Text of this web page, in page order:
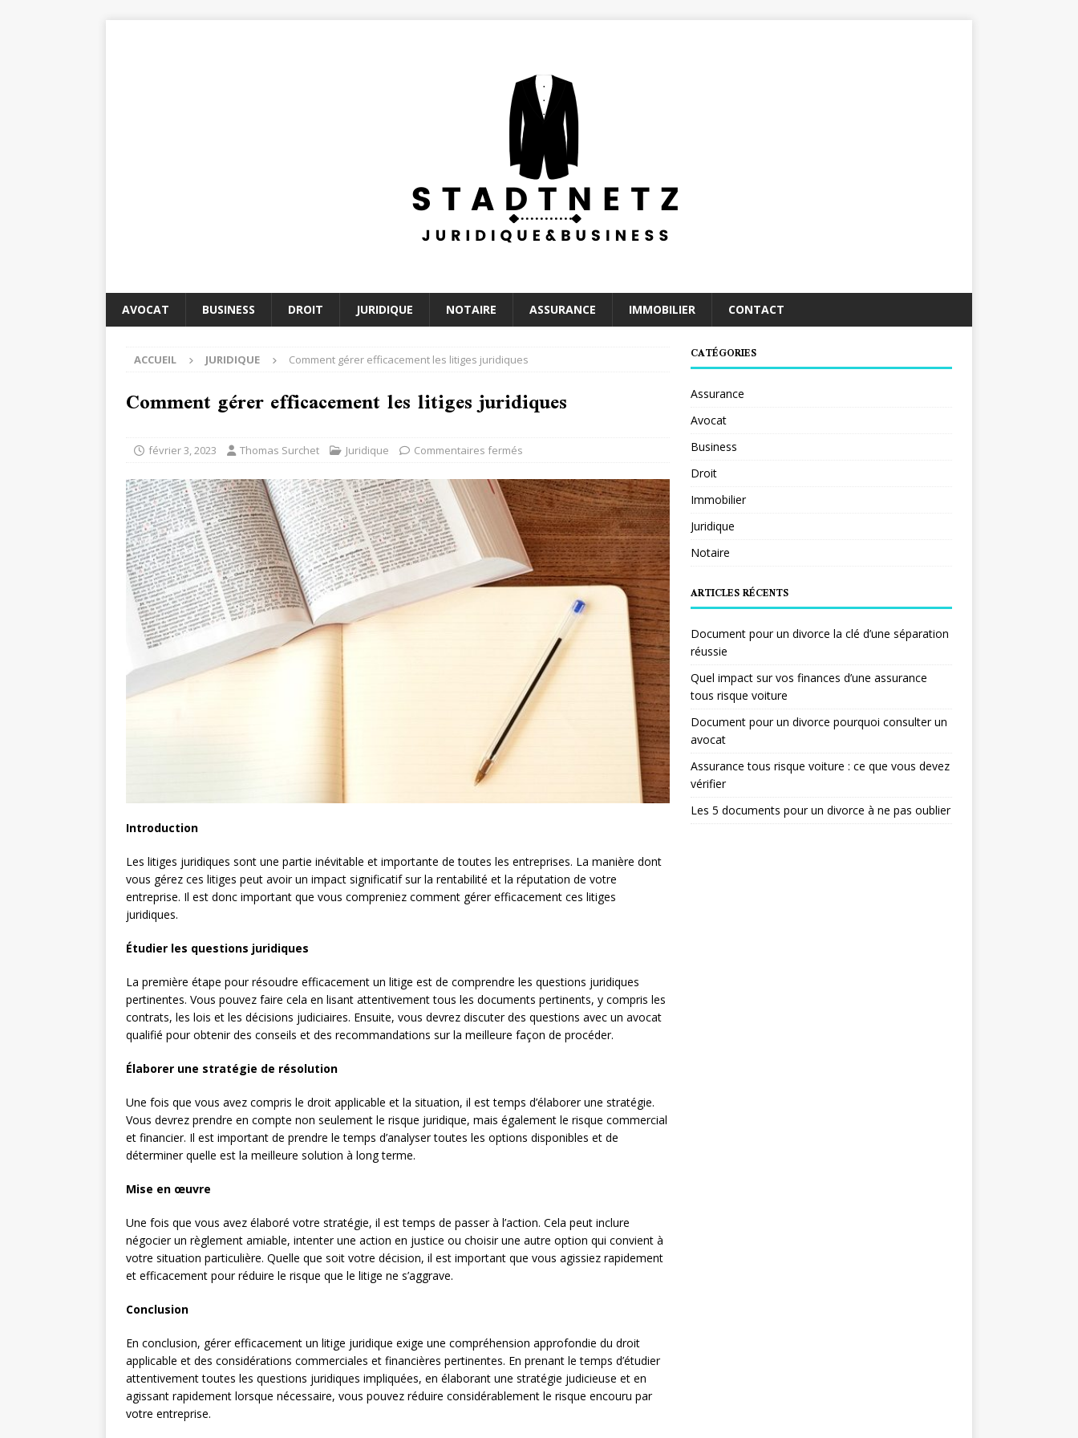
AVOCAT BUSINESS DROIT JURIDIQUE NOTAIRE ASSURANCE IMMOBILIER CONTACT
ACCUEIL JURIDIQUE Comment gérer efficacement les litiges juridiques
Comment gérer efficacement les litiges juridiques
février 3, 2023 Thomas Surchet Juridique Commentaires fermés
Introduction
Les litiges juridiques sont une partie inévitable et importante de toutes les entreprises. La manière dont
vous gérez ces litiges peut avoir un impact significatif sur la rentabilité et la réputation de votre
entreprise. Il est donc important que vous compreniez comment gérer efficacement ces litiges
juridiques.
Étudier les questions juridiques
La première étape pour résoudre efficacement un litige est de comprendre les questions juridiques
pertinentes. Vous pouvez faire cela en lisant attentivement tous les documents pertinents, y compris les
contrats, les lois et les décisions judiciaires. Ensuite, vous devrez discuter des questions avec un avocat
qualifié pour obtenir des conseils et des recommandations sur la meilleure façon de procéder.
Élaborer une stratégie de résolution
Une fois que vous avez compris le droit applicable et la situation, il est temps d’élaborer une stratégie.
Vous devrez prendre en compte non seulement le risque juridique, mais également le risque commercial
et financier. Il est important de prendre le temps d’analyser toutes les options disponibles et de
déterminer quelle est la meilleure solution à long terme.
Mise en œuvre
Une fois que vous avez élaboré votre stratégie, il est temps de passer à l’action. Cela peut inclure
négocier un règlement amiable, intenter une action en justice ou choisir une autre option qui convient à
votre situation particulière. Quelle que soit votre décision, il est important que vous agissiez rapidement
et efficacement pour réduire le risque que le litige ne s’aggrave.
Conclusion
En conclusion, gérer efficacement un litige juridique exige une compréhension approfondie du droit
applicable et des considérations commerciales et financières pertinentes. En prenant le temps d’étudier
attentivement toutes les questions juridiques impliquées, en élaborant une stratégie judicieuse et en
agissant rapidement lorsque nécessaire, vous pouvez réduire considérablement le risque encouru par
votre entreprise.
CATÉGORIES
Assurance
Avocat
Business
Droit
Immobilier
Juridique
Notaire
ARTICLES RÉCENTS
Document pour un divorce la clé d’une séparation
réussie
Quel impact sur vos finances d’une assurance
tous risque voiture
Document pour un divorce pourquoi consulter un
avocat
Assurance tous risque voiture : ce que vous devez
vérifier
Les 5 documents pour un divorce à ne pas oublier